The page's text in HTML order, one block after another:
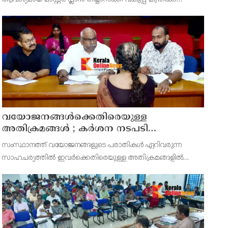
അറിയിച്ചു. ഡിപ്പോയ്ക്ക് നാല് ഏക്കറിൽ അധികം വരുന്ന
സ്ഥലമുണ്ട്
വയോജനങ്ങൾക്കെതിരെയുള്ള
അതിക്രമങ്ങൾ ; കർശന നടപടി
സ്വീകരിക്കുമെന്ന് കമ്മീഷൻ
സംസ്ഥാനത്ത് വയോജനങ്ങളുടെ പരാതികൾ ഏറിവരുന്ന
സാഹചര്യത്തിൽ ഇവർക്കെതിരെയുള്ള അതിക്രമങ്ങളിൽ
ചെയർമാൻ അഡ്വ. കെ. സോമപ്രസാദ്.